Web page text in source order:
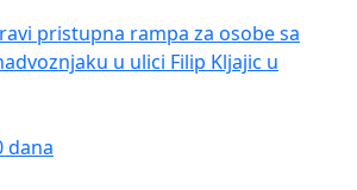
pristupna rampa za osobe sa
u ulici Filip Kljajic u
dana